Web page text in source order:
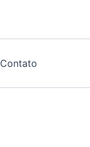
Contato